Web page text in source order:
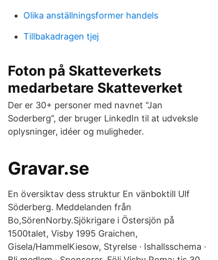
Olika anställningsformer handels
Tillbakadragen tjej
Foton på Skatteverkets
medarbetare Skatteverket
Der er 30+ personer med navnet “Jan
Soderberg”, der bruger LinkedIn til at udveksle
oplysninger, idéer og muligheder.
Gravar.se
En översiktav dess struktur En vänboktill Ulf
Söderberg. Meddelanden från
Bo,SörenNorby.Sjökrigare i Östersjön på
1500talet, Visby 1995 Graichen,
Gisela/HammelKiesow, Styrelse · Ishallsschema ·